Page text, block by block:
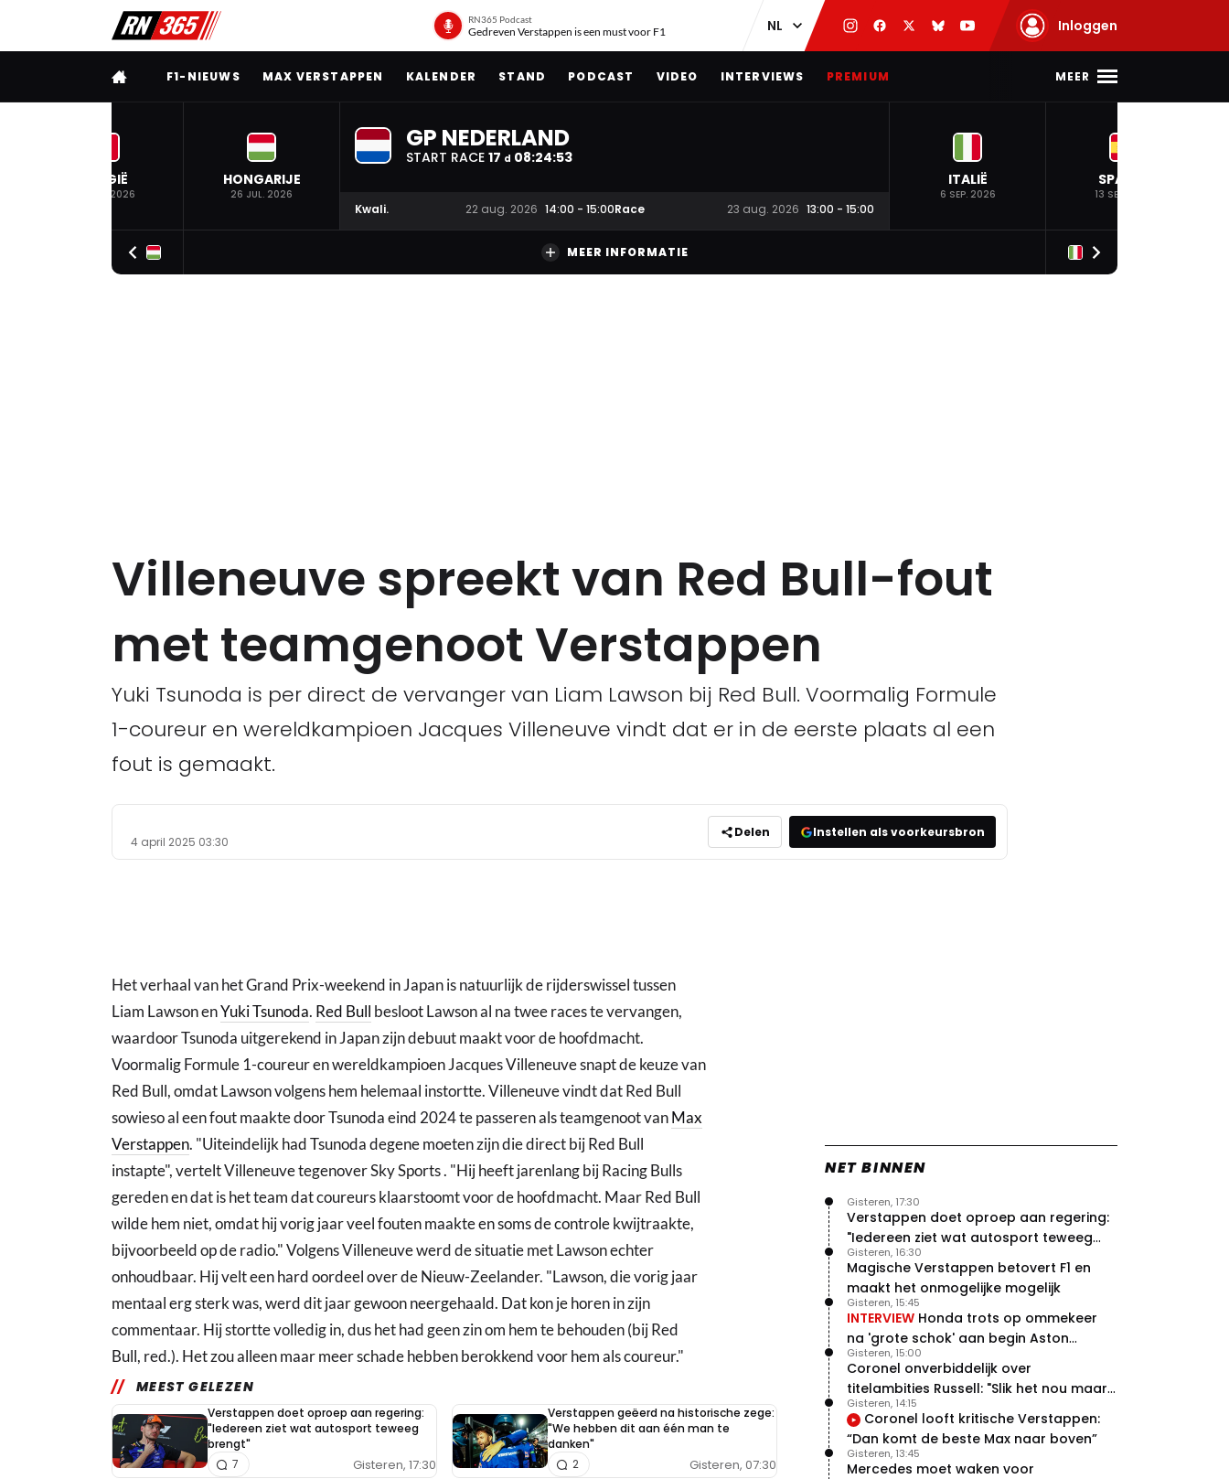
RN365 Podcast
Gedreven Verstappen is een must voor F1 Inloggen
VOLLEDIG MENU
F1-NIEUWS MAX VERSTAPPEN KALENDER STAND PODCAST VIDEO INTERVIEWS PREMIUM MEER
BELGIË
19 JUL. 2026
HONGARIJE
26 JUL. 2026
GP NEDERLAND
START RACE 17 d 08:24:52
Kwali. 22 aug. 2026 14:00 - 15:00Race 23 aug. 2026 13:00 - 15:00
ITALIË
6 SEP. 2026
SPANJE
13 SEP. 2026
MEER INFORMATIE
Villeneuve spreekt van Red Bull-fout
met teamgenoot Verstappen
Yuki Tsunoda is per direct de vervanger van Liam Lawson bij Red Bull. Voormalig Formule
1-coureur en wereldkampioen Jacques Villeneuve vindt dat er in de eerste plaats al een
fout is gemaakt.
4 april 2025 03:30
Delen Instellen als voorkeursbron
Het verhaal van het Grand Prix-weekend in Japan is natuurlijk de rijderswissel tussen
Liam Lawson enYuki Tsunoda. Red Bull besloot Lawson al na twee races te vervangen,
waardoor Tsunoda uitgerekend in Japan zijn debuut maakt voor de hoofdmacht.
Voormalig Formule 1-coureur en wereldkampioen Jacques Villeneuve snapt de keuze van
Red Bull, omdat Lawson volgens hem helemaal instortte. Villeneuve vindt dat Red Bull
sowieso al een fout maakte door Tsunoda eind 2024 te passeren als teamgenoot vanMax
Verstappen. "Uiteindelijk had Tsunoda degene moeten zijn die direct bij Red Bull
instapte", vertelt Villeneuve tegenover Sky Sports . "Hij heeft jarenlang bij Racing Bulls
gereden en dat is het team dat coureurs klaarstoomt voor de hoofdmacht. Maar Red Bull
wilde hem niet, omdat hij vorig jaar veel fouten maakte en soms de controle kwijtraakte,
bijvoorbeeld op de radio." Volgens Villeneuve werd de situatie met Lawson echter
onhoudbaar. Hij velt een hard oordeel over de Nieuw-Zeelander. "Lawson, die vorig jaar
mentaal erg sterk was, werd dit jaar gewoon neergehaald. Dat kon je horen in zijn
commentaar. Hij stortte volledig in, dus het had geen zin om hem te behouden (bij Red
Bull, red.). Het zou alleen maar meer schade hebben berokkend voor hem als coureur."
MEEST GELEZEN
Verstappen doet oproep aan regering:
"Iedereen ziet wat autosport teweeg
brengt"
Gisteren, 17:30
7
Verstappen geëerd na historische zege:
"We hebben dit aan één man te
danken"
Gisteren, 07:30
2
NET BINNEN
Verstappen doet oproep aan regering:
"Iedereen ziet wat autosport teweeg
brengt"
Gisteren, 17:30
Magische Verstappen betovert F1 en
maakt het onmogelijke mogelijk
Gisteren, 16:30
INTERVIEW Honda trots op ommekeer
na 'grote schok' aan begin Aston
Martin-avontuur
Gisteren, 15:45
Coronel onverbiddelijk over
titelambities Russell: "Slik het nou maar
gewoon"
Gisteren, 15:00
Coronel looft kritische Verstappen:
“Dan komt de beste Max naar boven”
Gisteren, 14:15
Mercedes moet waken voor
Gisteren, 13:45